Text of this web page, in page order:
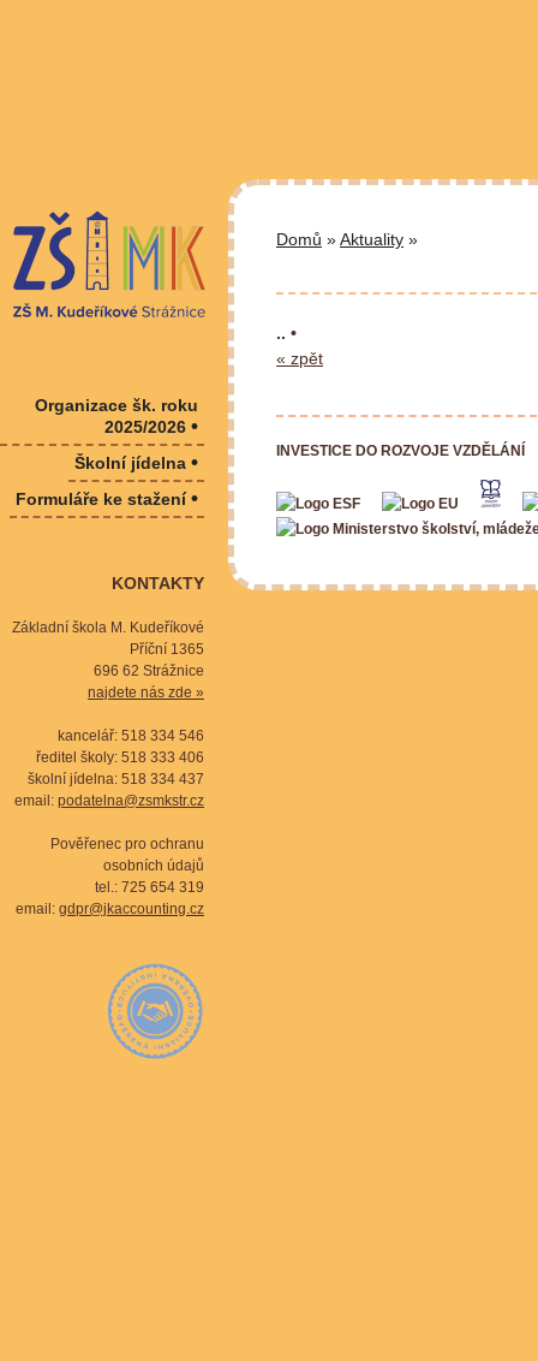
Domů »Aktuality »
.. •
« zpět
INVESTICE DO ROZVOJE VZDĚLÁNÍ
Organizace šk. roku
2025/2026 •
Školní jídelna •
Formuláře ke stažení•
KONTAKTY
Základní škola M. Kudeříkové
Příční 1365
696 62 Strážnice
najdete nás zde »
kancelář: 518 334 546
ředitel školy: 518 333 406
školní jídelna: 518 334 437
email: podatelna@zsmkstr.cz
Pověřenec pro ochranu
osobních údajů
tel.: 725 654 319
email: gdpr@jkaccounting.cz